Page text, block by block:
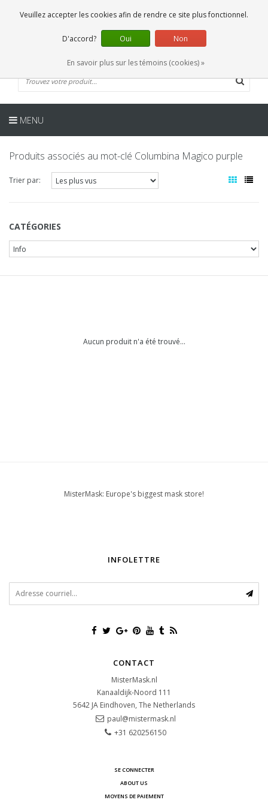
0 Articles
FR
MENU
Produits associés au mot-clé Columbina Magico purple
Trier par:
CATÉGORIES
Aucun produit n'a été trouvé...
MisterMask: Europe's biggest mask store!
INFOLETTRE
CONTACT
MisterMask.nl
Kanaaldijk-Noord 111
5642 JA Eindhoven, The Netherlands
paul@mistermask.nl
+31 620256150
SE CONNECTER
ABOUT US
MOYENS DE PAIEMENT
Veuillez accepter les cookies afin de rendre ce site plus fonctionnel.
D'accord? Oui Non
En savoir plus sur les témoins (cookies) »